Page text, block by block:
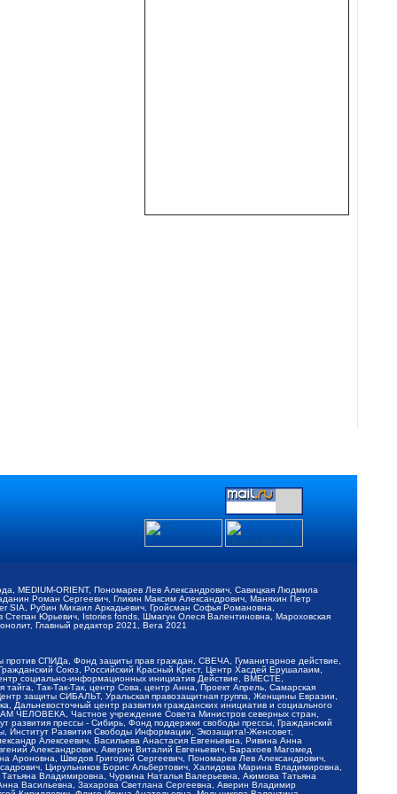
MEDIUM-ORIENT, Пономарев Лев Александрович, Савицкая Людмила
Роман Сергеевич, Гликин Максим Александрович, Маняхин Петр
Рубин Михаил Аркадьевич, Гройсман Софья Романовна,
Юрьевич, Istories fonds, Шмагун Олеся Валентиновна, Мароховская
Главный редактор 2021, Вега 2021
СПИДа, Фонд защиты прав граждан, СВЕЧА, Гуманитарное действие,
Союз, Российский Красный Крест, Центр Хасдей Ерушалаим,
социально-информационных инициатив Действие, ВМЕСТЕ,
Так-Так-Так, центр Сова, центр Анна, Проект Апрель, Самарская
защиты СИБАЛЬТ, Уральская правозащитная группа, Женщины Евразии,
Дальневосточный центр развития гражданских инициатив и социального
ЧЕЛОВЕКА, Частное учреждение Совета Министров северных стран,
прессы - Сибирь, Фонд поддержки свободы прессы, Гражданский
Институт Развития Свободы Информации, Экозащита!-Женсовет,
Алексеевич, Васильева Анастасия Евгеньевна, Ривина Анна
Александрович, Аверин Виталий Евгеньевич, Барахоев Магомед
Шведов Григорий Сергеевич, Пономарев Лев Александрович,
Цирульников Борис Альбертович, Халидова Марина Владимировна,
Владимировна, Чуркина Наталья Валерьевна, Акимова Татьяна
Васильевна, Захарова Светлана Сергеевна, Аверин Владимир